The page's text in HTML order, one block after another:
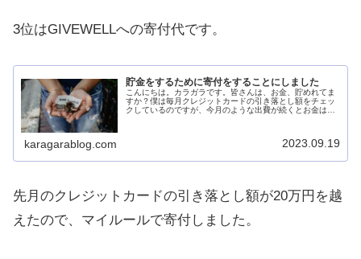
3位はGIVEWELLへの寄付代です。
貯金をするために寄付をすることにしました
こんにちは。カラガラです。皆さんは、お金、貯めれてま
すか？僕は毎月クレジットカードの引き落とし額をチェッ
クしているのですが、今月のような出費が続くとお金は貯
karagarablog.com 2023.09.19
先月のクレジットカードの引き落とし額が20万円を越
えたので、マイルールで寄付しました。